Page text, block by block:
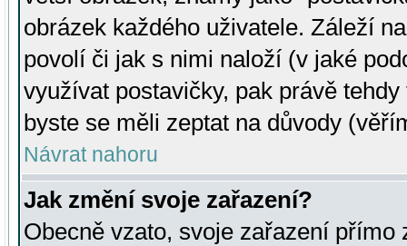
obrázek každého uživatele. Záleží
povolí či jak s nimi naloží (v jaké
využívat postavičky, pak právě
byste se měli zeptat na důvody
Návrat nahoru
Jak změní svoje zařazení?
Obecně vzato, svoje zařazení přímo